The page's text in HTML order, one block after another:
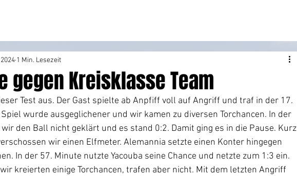
gegen Kreisklasse Team
1 Min. Lesezeit
Test aus. Der Gast spielte ab Anpfiff voll auf Angriff und traf in der 17.
wurde ausgeglichener und wir kamen zu diversen Torchancen. In der
den Ball nicht geklärt und es stand 0:2. Damit ging es in die Pause. Kurz
wir einen Elfmeter. Alemannia setzte einen Konter hingegen
In der 57. Minute nutzte Yacouba seine Chance und netzte zum 1:3 ein.
kreierten einige Torchancen, trafen aber nicht. Mit dem letzten Angriff